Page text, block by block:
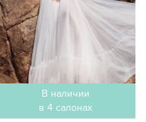
В наличии
в 4 салонах